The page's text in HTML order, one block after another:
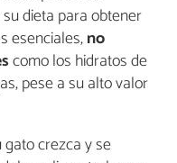
dieta para obtener
esenciales,no
como los hidratos de
pese a su alto valor
crezca y se